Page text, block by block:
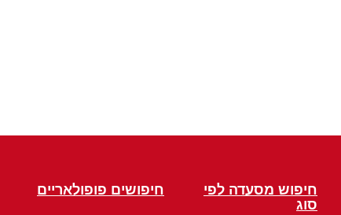
חיפוש מסעדה לפי
סוג
חיפושים פופולאריים